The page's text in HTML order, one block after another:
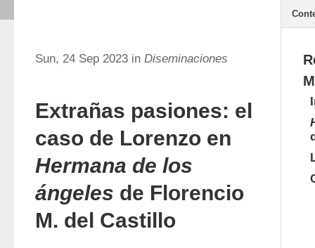
Sun, 24 Sep 2023 in Diseminaciones
Extrañas pasiones: el
caso de Lorenzo en
Hermana de los
ángeles de Florencio
M. del Castillo